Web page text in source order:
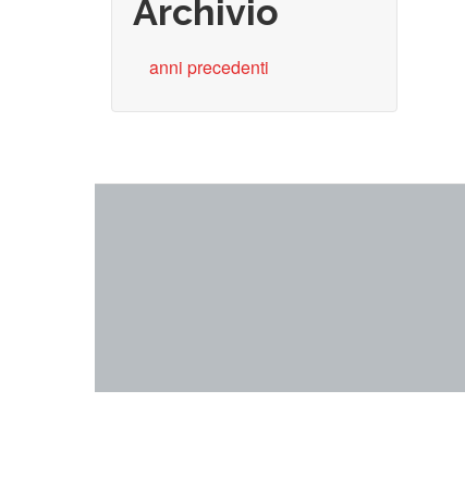
Archivio
anni precedenti